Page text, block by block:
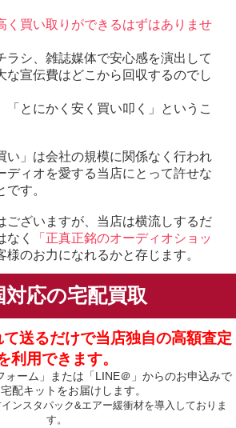
く買い取りができるはずはありませ
ラシ、雑誌媒体で安心感を演出して
な宣伝費はどこから回収するのでし
「とにかく安く買い叩く」というこ
い」は会社の規模に関係なく行われ
ディオを愛する当店にとって許せな
す。
ございますが、当店は横流しするだ
なく
「正真正銘のオーディオショッ
様のお力になれるかと存じます。
対応の宅配買取
送るだけで当店独自の高額査定
利用できます。
ォーム」または「LINE＠」からのお申込みで
配キットをお届けします。
ンスタパック&エアー緩衝材を導入しておりま
す。